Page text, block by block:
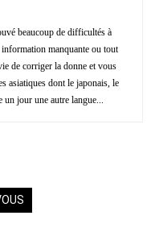
beaucoup de difficultés à
manquante ou tout
de corriger la donne et vous
asiatiques dont le japonais, le
jour une autre langue...